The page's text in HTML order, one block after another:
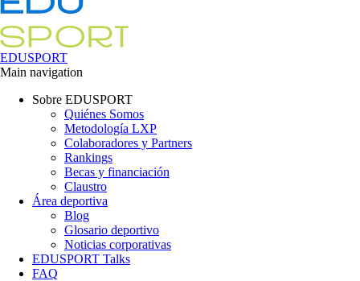
EDUSPORT
Main navigation
Sobre EDUSPORT
Quiénes Somos
Metodología LXP
Colaboradores y Partners
Rankings
Becas y financiación
Claustro
Área deportiva
Blog
Glosario deportivo
Noticias corporativas
EDUSPORT Talks
FAQ